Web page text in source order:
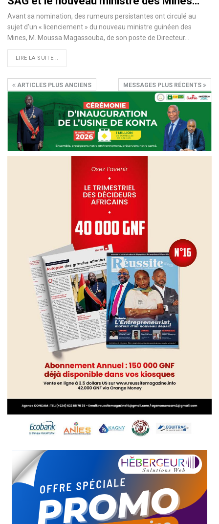
Avant sa nomination, des rumeurs persistantes ont circulé au
sujet d’un « licenciement » du nouveau ministre guinéen des
Mines, M. Moussa Magassouba, de son poste de Directeur…
LIRE LA SUITE...
ARTICLES PLUS ANCIENS MESSAGES PLUS RÉCENTS